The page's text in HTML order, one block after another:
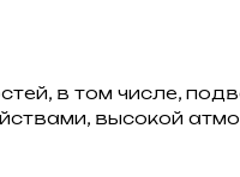
в том числе,
высокой